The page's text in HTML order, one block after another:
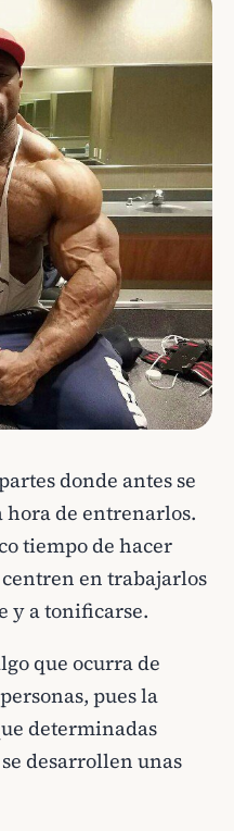
donde antes se
hora de entrenarlos.
tiempo de hacer
en trabajarlos
y a tonificarse.
que ocurra de
pues la
determinadas
desarrollen unas